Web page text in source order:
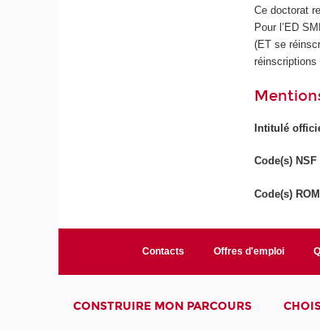
Ce doctorat
Pour l’ED
(ET se
réinscriptions
Intitulé
Code(s)
Code(s)
Contacts Offres d'emploi
CONSTRUIRE MON PARCOURS